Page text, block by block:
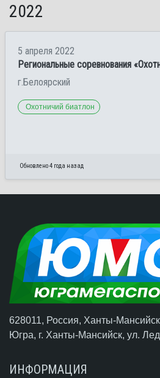
2022
5 апреля 2022
Региональные соревнования
г.Белоярский
Охотничий биатлон
Обновлено 4 года назад
628011, Россия, Ханты-
Югра, г. Ханты-Мансийск, ул.
ИНФОРМАЦИЯ